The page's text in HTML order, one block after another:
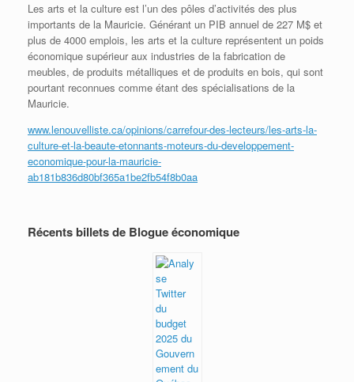
Les arts et la culture est l’un des pôles d’activités des plus
importants de la Mauricie. Générant un PIB annuel de 227 M$ et
plus de 4000 emplois, les arts et la culture représentent un poids
économique supérieur aux industries de la fabrication de
meubles, de produits métalliques et de produits en bois, qui sont
pourtant reconnues comme étant des spécialisations de la
Mauricie.
www.lenouvelliste.ca/opinions/carrefour-des-lecteurs/les-arts-la-
culture-et-la-beaute-etonnants-moteurs-du-developpement-
economique-pour-la-mauricie-
ab181b836d80bf365a1be2fb54f8b0aa
Récents billets de Blogue économique